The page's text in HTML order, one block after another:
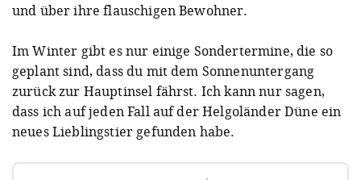
und über ihre flauschigen Bewohner.
Im Winter gibt es nur einige Sondertermine, die so
geplant sind, dass du mit dem Sonnenuntergang
zurück zur Hauptinsel fährst. Ich kann nur sagen,
dass ich auf jeden Fall auf der Helgoländer Düne ein
neues Lieblingstier gefunden habe.